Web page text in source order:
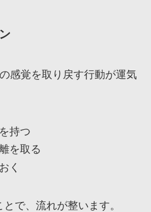
感覚を取り戻す行動が運気
持つ
を取る
く
で、流れが整います。